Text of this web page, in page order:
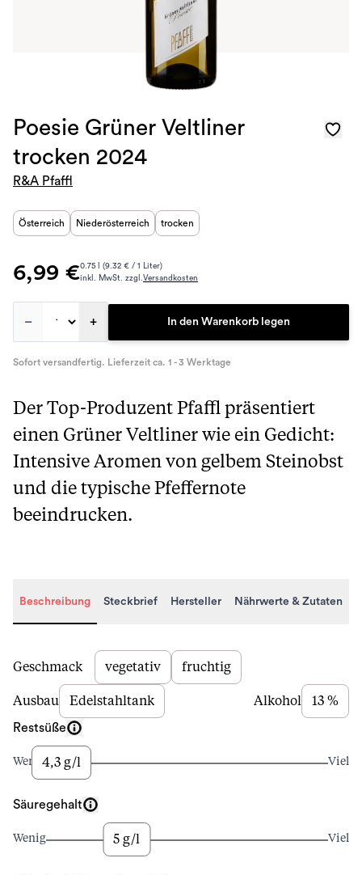
Poesie Grüner Veltliner
trocken 2024
R&A Pfaffl
Österreich Niederösterreich trocken
6,99 €0.75 l (9.32 € / 1 Liter)
inkl. MwSt. zzgl.Versandkosten
– + In den Warenkorb legen
Sofort versandfertig. Lieferzeit ca. 1 - 3 Werktage
Der Top-Produzent Pfaffl präsentiert
einen Grüner Veltliner wie ein Gedicht:
Intensive Aromen von gelbem Steinobst
und die typische Pfeffernote
beeindrucken.
Beschreibung Steckbrief Hersteller Nährwerte & Zutaten
Beschreibung
Geschmack vegetativ fruchtig
Ausbau Edelstahltank Alkohol 13 %
Restsüße
Wenig4,3 g/l Viel
Säuregehalt
Wenig 5 g/l Viel